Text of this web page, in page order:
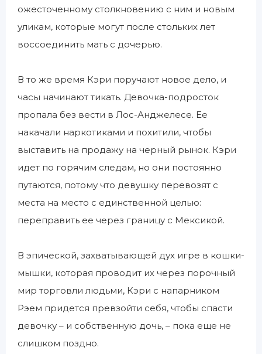
ожесточенному столкновению с ним и новым
уликам, которые могут после стольких лет
воссоединить мать с дочерью.
В то же время Кэри поручают новое дело, и
часы начинают тикать. Девочка-подросток
пропала без вести в Лос-Анджелесе. Ее
накачали наркотиками и похитили, чтобы
выставить на продажу на черный рынок. Кэри
идет по горячим следам, но они постоянно
путаются, потому что девушку перевозят с
места на место с единственной целью:
переправить ее через границу с Мексикой.
В эпической, захватывающей дух игре в кошки-
мышки, которая проводит их через порочный
мир торговли людьми, Кэри с напарником
Рэем придется превзойти себя, чтобы спасти
девочку – и собственную дочь, – пока еще не
слишком поздно.